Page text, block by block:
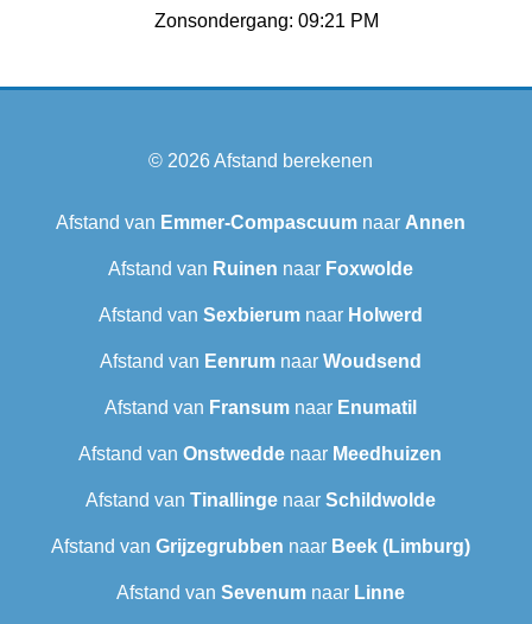
Zonsondergang: 09:21 PM
© 2026Afstand berekenen
Afstand van Emmer-Compascuumnaar Annen
Afstand van Ruinen naar Foxwolde
Afstand van Sexbierum‎naar Holwerd
Afstand van Eenrumnaar Woudsend
Afstand van Fransumnaar Enumatil
Afstand van Onstwedde naar Meedhuizen
Afstand van Tinallingenaar Schildwolde
Afstand van Grijzegrubben naar Beek (Limburg)
Afstand van Sevenumnaar Linne